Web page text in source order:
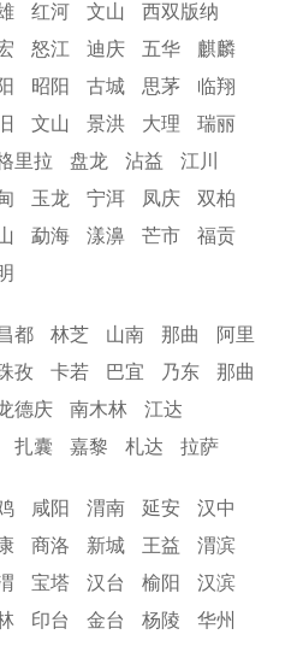
红河 文山
西双版纳
怒江 迪庆 五华
麒麟
昭阳 古城 思茅
临翔
文山 景洪 大理
瑞丽
里拉 盘龙 沾益
江川
玉龙 宁洱 凤庆
双柏
勐海 漾濞 芒市
福贡
都 林芝 山南 那曲
阿里
孜 卡若 巴宜 乃东
那曲
德庆 南木林
江达
扎囊 嘉黎 札达 拉萨
咸阳 渭南 延安
汉中
商洛 新城 王益
渭滨
宝塔 汉台 榆阳
汉滨
印台 金台 杨陵
华州